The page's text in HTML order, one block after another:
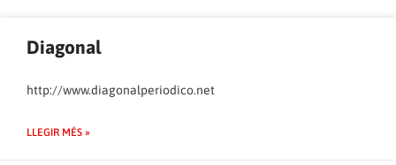
Diagonal
http://www.diagonalperiodico.net
LLEGIR MÉS »